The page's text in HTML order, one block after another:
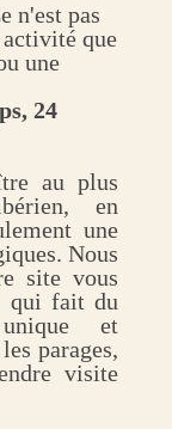
n'est pas
que
une
24
au plus
en
une
Nous
site vous
qui fait du
et
parages,
visite